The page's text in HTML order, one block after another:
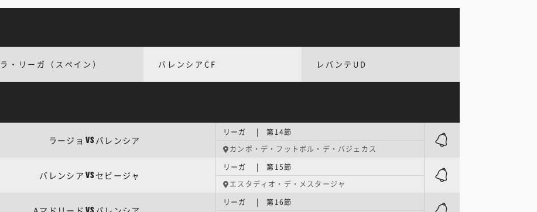
ラ・リーガ（スペイン） バレンシアCF レバンテUD
ラージョ VS バレンシア
リーガ | 第14節
カンポ・デ・フットボル・デ・バジェカス
バレンシア VS セビージャ
リーガ | 第15節
エスタディオ・デ・メスタージャ
リーガ | 第16節